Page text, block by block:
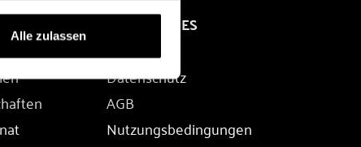
Alle zulassen RECHTLICHES
Impressum
Datenschutz
AGB
Nutzungsbedingungen